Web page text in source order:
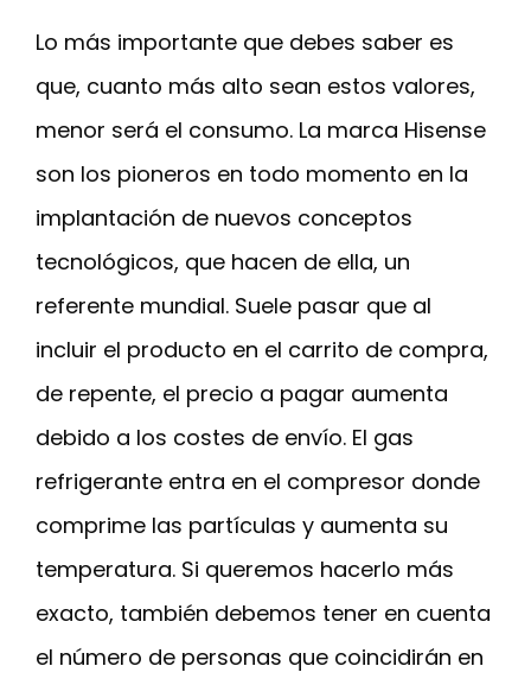
Lo más importante que debes saber es
que, cuanto más alto sean estos valores,
menor será el consumo. La marca Hisense
son los pioneros en todo momento en la
implantación de nuevos conceptos
tecnológicos, que hacen de ella, un
referente mundial. Suele pasar que al
incluir el producto en el carrito de compra,
de repente, el precio a pagar aumenta
debido a los costes de envío. El gas
refrigerante entra en el compresor donde
comprime las partículas y aumenta su
temperatura. Si queremos hacerlo más
exacto, también debemos tener en cuenta
el número de personas que coincidirán en